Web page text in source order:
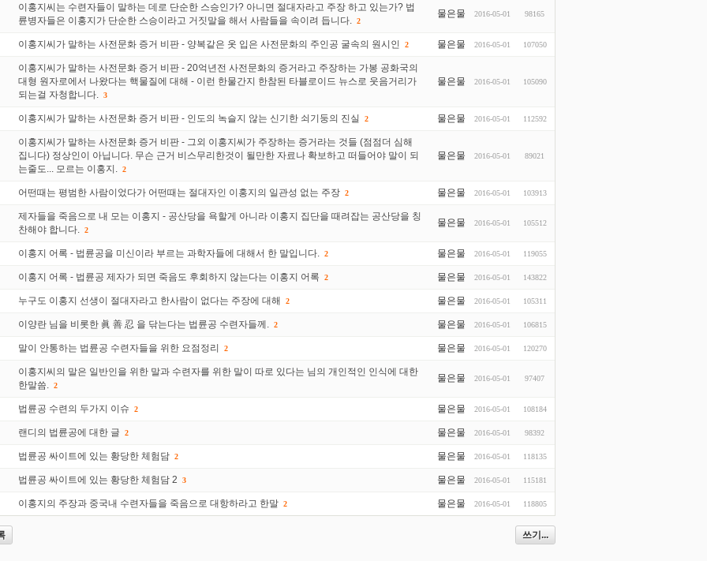
이홍지씨는 수련자들이 말하는 데로 단순한 스승인가? 아니면 절대자라고 주장 하고 있는가? 법
륜병자들은 이홍지가 단순한 스승이라고 거짓말을 해서 사람들을 속이려 듭니다.
2
물은물 2016-05-01 98165
이홍지씨가 말하는 사전문화 증거 비판 - 양복같은 옷 입은 사전문화의 주인공 굴속의 원시인 2 물은물 2016-05-01 107050
이홍지씨가 말하는 사전문화 증거 비판 - 20억년전 사전문화의 증거라고 주장하는 가봉 공화국의
대형 원자로에서 나왔다는 핵물질에 대해 - 이런 한물간지 한참된 타블로이드 뉴스로 웃음거리가
되는걸 자청합니다.
3
물은물 2016-05-01 105090
이홍지씨가 말하는 사전문화 증거 비판 - 인도의 녹슬지 않는 신기한 쇠기둥의 진실 2 물은물 2016-05-01 112592
이홍지씨가 말하는 사전문화 증거 비판 - 그외 이홍지씨가 주장하는 증거라는 것들 (점점더 심해
집니다) 정상인이 아닙니다. 무슨 근거 비스무리한것이 될만한 자료나 확보하고 떠들어야 말이 되
는줄도... 모르는 이홍지.
2
물은물 2016-05-01 89021
어떤때는 평범한 사람이었다가 어떤때는 절대자인 이홍지의 일관성 없는 주장 2 물은물 2016-05-01 103913
제자들을 죽음으로 내 모는 이홍지 - 공산당을 욕할게 아니라 이홍지 집단을 때려잡는 공산당을 칭
찬해야 합니다.
2
물은물 2016-05-01 105512
이홍지 어록 - 법륜공을 미신이라 부르는 과학자들에 대해서 한 말입니다. 2 물은물 2016-05-01 119055
이홍지 어록 - 법륜공 제자가 되면 죽음도 후회하지 않는다는 이홍지 어록 2 물은물 2016-05-01 143822
누구도 이홍지 선생이 절대자라고 한사람이 없다는 주장에 대해 2 물은물 2016-05-01 105311
이양란 님을 비롯한 眞 善 忍 을 닦는다는 법륜공 수련자들께. 2 물은물 2016-05-01 106815
말이 안통하는 법륜공 수련자들을 위한 요점정리 2 물은물 2016-05-01 120270
이홍지씨의 말은 일반인을 위한 말과 수련자를 위한 말이 따로 있다는 님의 개인적인 인식에 대한
한말씀.
2
물은물 2016-05-01 97407
법륜공 수련의 두가지 이슈 2 물은물 2016-05-01 108184
랜디의 법륜공에 대한 글 2 물은물 2016-05-01 98392
법륜공 싸이트에 있는 황당한 체험담 2 물은물 2016-05-01 118135
법륜공 싸이트에 있는 황당한 체험담 2 3 물은물 2016-05-01 115181
이홍지의 주장과 중국내 수련자들을 죽음으로 대항하라고 한말 2 물은물 2016-05-01 118805
쓰기...